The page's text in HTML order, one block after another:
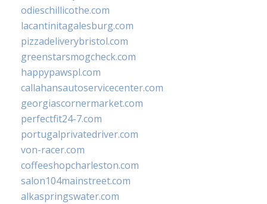
odieschillicothe.com
lacantinitagalesburg.com
pizzadeliverybristol.com
greenstarsmogcheck.com
happypawspl.com
callahansautoservicecenter.com
georgiascornermarket.com
perfectfit24-7.com
portugalprivatedriver.com
von-racer.com
coffeeshopcharleston.com
salon104mainstreet.com
alkaspringswater.com